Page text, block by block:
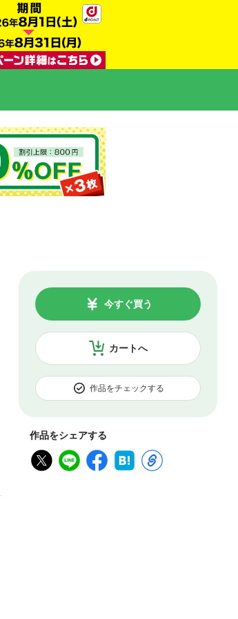
カートへ
今すぐ買う
作品をチェックする
作品をシェアする